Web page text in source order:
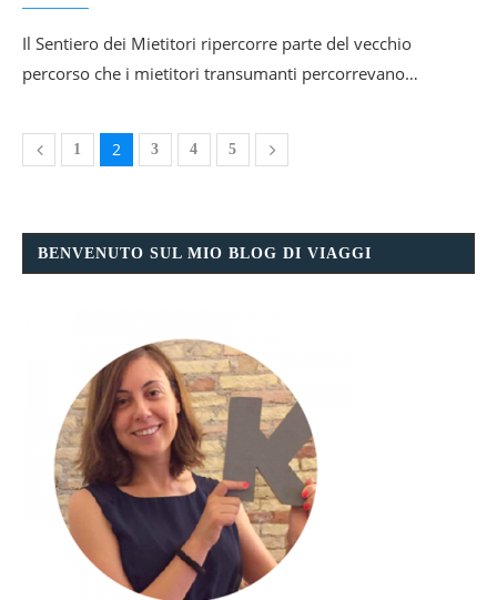
Il Sentiero dei Mietitori ripercorre parte del vecchio
percorso che i mietitori transumanti percorrevano…
1 2 3 4 5
BENVENUTO SUL MIO BLOG DI VIAGGI